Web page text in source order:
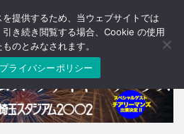
T
o
a
v
提供するため、当ウェブサイトでは
き続き閲覧する場合、Cookie の使用
のとみなされます。
プライバシーポリシー